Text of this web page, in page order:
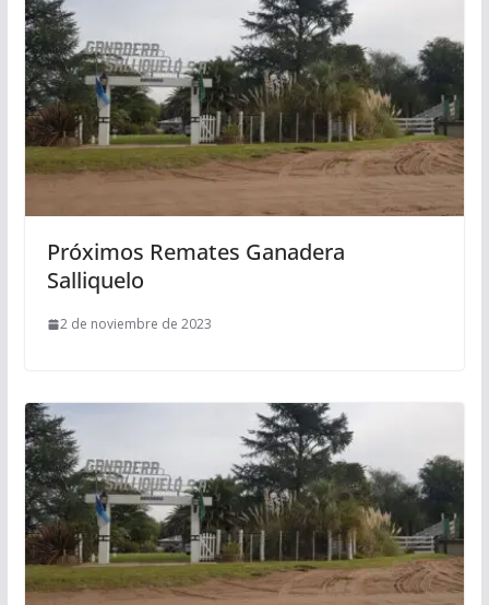
Próximos Remates Ganadera
Salliquelo
2 de noviembre de 2023